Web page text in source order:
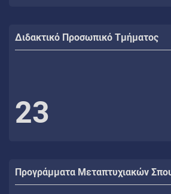
Διδακτικό Προσωπικό Τμήματος
23
Προγράμματα Μεταπτυχιακών